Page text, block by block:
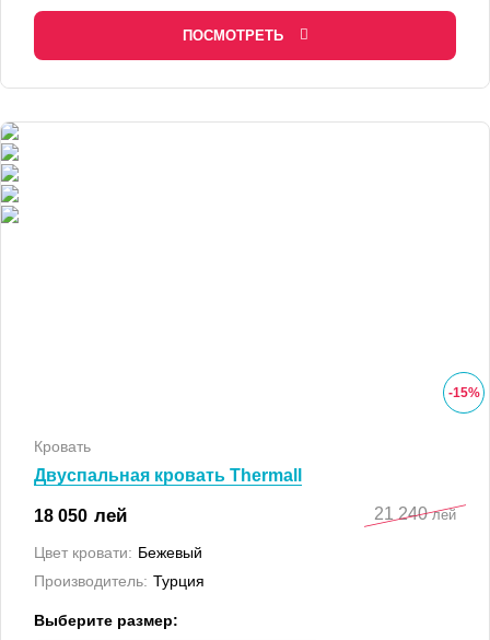
ПОСМОТРЕТЬ
-15%
Кровать
Двуспальная кровать Thermall
18 050 лей 21 240 лей
Цвет кровати: Бежевый
Производитель: Турция
Выберите размер: